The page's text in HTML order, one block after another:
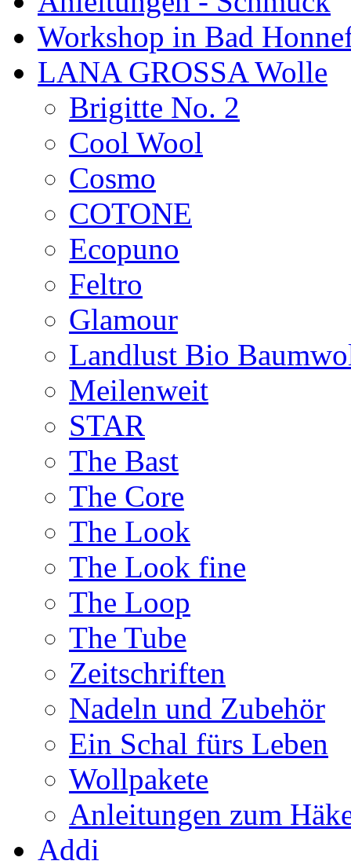
Workshop in Bad
LANA GROSSA Wolle
Brigitte No. 2
Cool Wool
Cosmo
COTONE
Ecopuno
Feltro
Glamour
Landlust Bio
Meilenweit
STAR
The Bast
The Core
The Look
The Look fine
The Loop
The Tube
Zeitschriften
Nadeln und Zubehör
Ein Schal fürs Leben
Wollpakete
Anleitungen zum
Addi